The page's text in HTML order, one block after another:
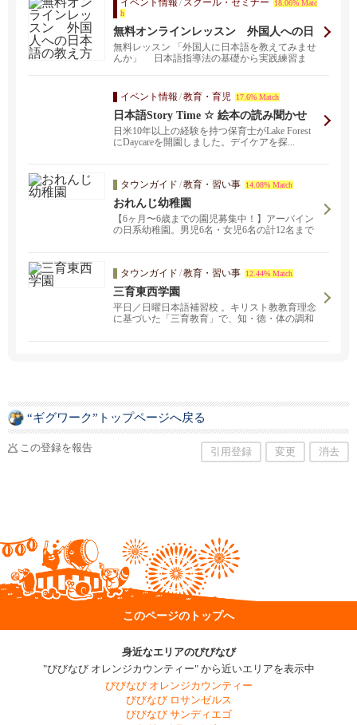
イベント情報 / スクール・セミナー
18.06% Matc
h
無料オンラインレッスン 外国人への日
本語の教え方
無料レッスン 「外国人に日本語を教えてみませ
んか」 日本語指導法の基礎から実践練習ま
イベント情報 /教育・育児 17.6% Match
日本語Story Time ☆ 絵本の読み聞かせ
日米10年以上の経験を持つ保育士がLake Forest
にDaycareを開園しました。デイケアを探...
タウンガイド /教育・習い事 14.08% Match
おれんじ幼稚園
【6ヶ月〜6歳までの園児募集中！】アーバイン
の日系幼稚園。男児6名・女児6名の計12名まで
orangeleafcare@gmail.comまで。
タウンガイド /教育・習い事 12.44% Match
三育東西学園
平日／日曜日本語補習校 。キリスト教教育理念
に基づいた「三育教育」で、知・徳・体の調和
“ギグワーク”トップページへ戻る
この登録を報告 引用登録 変更 消去
このページのトップへ
身近なエリアのびびなび
"びびなび オレンジカウンティー" から近いエリアを表示中
びびなび オレンジカウンティー
びびなび ロサンゼルス
びびなび サンディエゴ